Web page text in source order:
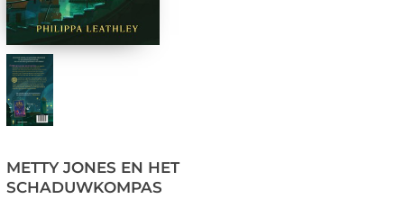
METTY JONES EN HET
SCHADUWKOMPAS